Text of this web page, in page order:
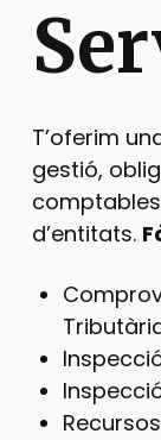
T’oferim
gestió,
d’entitats.